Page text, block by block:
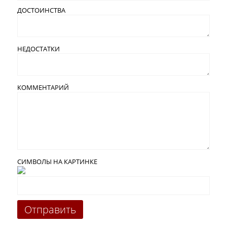
ДОСТОИНСТВА
НЕДОСТАТКИ
КОММЕНТАРИЙ
СИМВОЛЫ НА КАРТИНКЕ